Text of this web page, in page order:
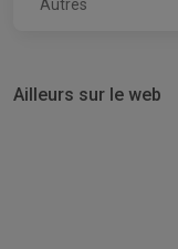
Autres
Ailleurs sur le web